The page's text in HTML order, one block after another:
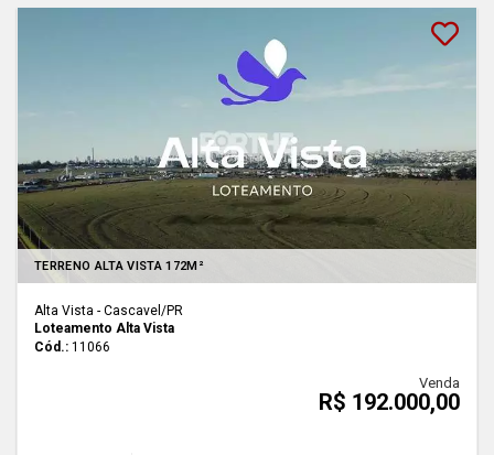
TERRENO ALTA VISTA 172M²
Alta Vista - Cascavel /PR
Loteamento Alta Vista
Cód.: 11066
Venda
R$ 192.000,00